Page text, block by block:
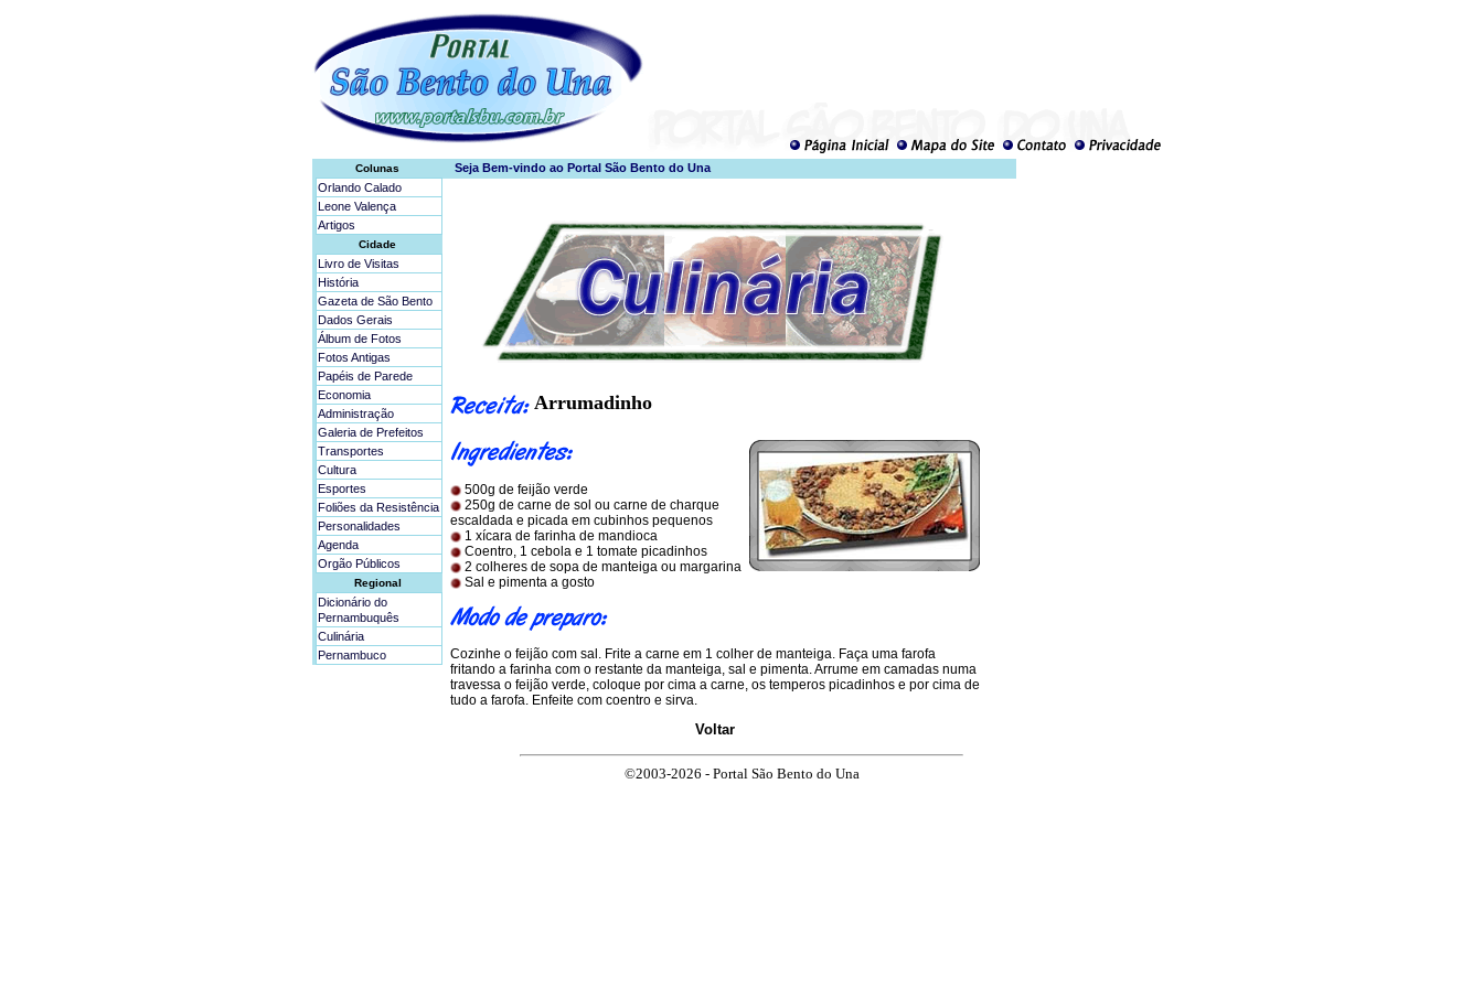
Colunas
Orlando Calado
Leone Valença
Artigos
Cidade
Livro de Visitas
História
Gazeta de São Bento
Dados Gerais
Álbum de Fotos
Fotos Antigas
Papéis de Parede
Economia
Administração
Galeria de Prefeitos
Transportes
Cultura
Esportes
Foliões da Resistência
Personalidades
Agenda
Orgão Públicos
Regional
Dicionário do
Pernambuquês
Culinária
Pernambuco
Arrumadinho
500g de feijão verde
250g de carne de sol ou carne de charque
escaldada e picada em cubinhos pequenos
1 xícara de farinha de mandioca
Coentro, 1 cebola e 1 tomate picadinhos
2 colheres de sopa de manteiga ou margarina
Sal e pimenta a gosto
Cozinhe o feijão com sal. Frite a carne em 1 colher de manteiga. Faça uma farofa
fritando a farinha com o restante da manteiga, sal e pimenta. Arrume em camadas numa
travessa o feijão verde, coloque por cima a carne, os temperos picadinhos e por cima de
tudo a farofa. Enfeite com coentro e sirva.
Voltar
©2003-2026 - Portal São Bento do Una